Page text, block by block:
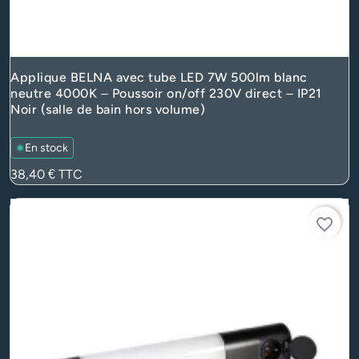
Applique BELNA avec tube LED 7W 500lm blanc
neutre 4000K – Poussoir on/off 230V direct – IP21
Noir (salle de bain hors volume)
En stock
Prix
38,40 € TTC
favorite_border